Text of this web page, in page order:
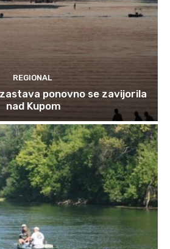
REGIONAL
ponovno se zavijorila
nad Kupom